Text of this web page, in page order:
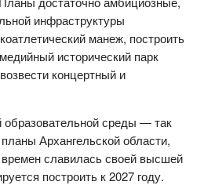
инфраструктуры
манеж, построить
исторический парк
концертный и
образовательной среды — так
Архангельской области,
славилась своей высшей
построить к 2027 году.